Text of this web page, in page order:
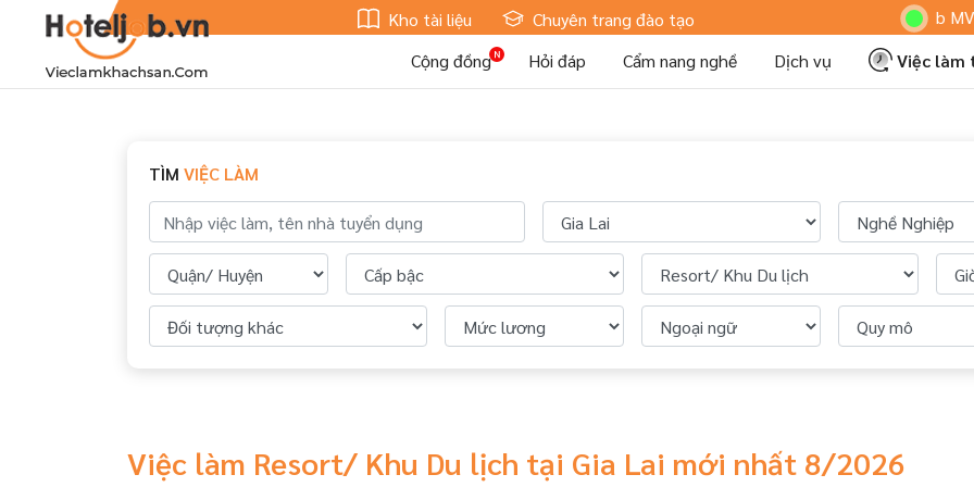
Kho tài liệu Chuyên trang đào tạo Hoteljob MV:
Cộng đồng
Hỏi đáp Cẩm nang nghề Dịch vụ
Việc làm
TÌM VIỆC LÀM
Việc làm Resort/ Khu Du lịch tại Gia Lai mới nhất 8/2026